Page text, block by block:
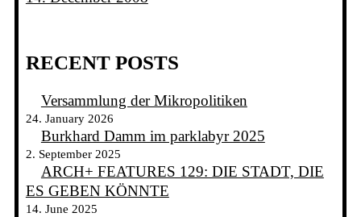
RECENT POSTS
Versammlung der Mikropolitiken
24. January 2026
Burkhard Damm im parklabyr 2025
2. September 2025
ARCH+ FEATURES 129: DIE STADT, DIE
ES GEBEN KÖNNTE
14. June 2025